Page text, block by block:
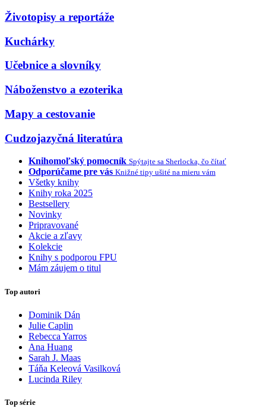
Životopisy a reportáže
Kuchárky
Učebnice a slovníky
Náboženstvo a ezoterika
Mapy a cestovanie
Cudzojazyčná literatúra
Knihomoľský pomocník Spýtajte sa Sherlocka, čo čítať
Odporúčame pre vás Knižné tipy ušité na mieru vám
Všetky knihy
Knihy roka 2025
Bestsellery
Novinky
Pripravované
Akcie a zľavy
Kolekcie
Knihy s podporou FPU
Mám záujem o titul
Top autori
Dominik Dán
Julie Caplin
Rebecca Yarros
Ana Huang
Sarah J. Maas
Táňa Keleová Vasilková
Lucinda Riley
Top série